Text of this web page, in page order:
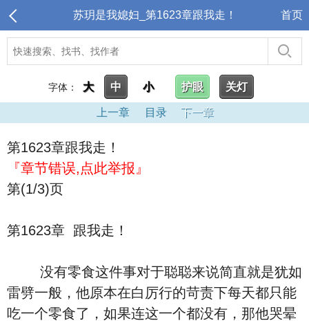
苏玥是我媳妇_第1623章跟我走！ 首页
字体： 大 中 小 护眼 关灯
上一章 目录 下一章
第1623章跟我走！
『章节错误,点此举报』
第(1/3)页
第1623章 跟我走！
没有零食这件事对于聪聪来说简直就是犹如
雷劈一般，他原本在白厉行的苛责下每天都只能
吃一个零食了，如果连这一个都没有，那他哭晕